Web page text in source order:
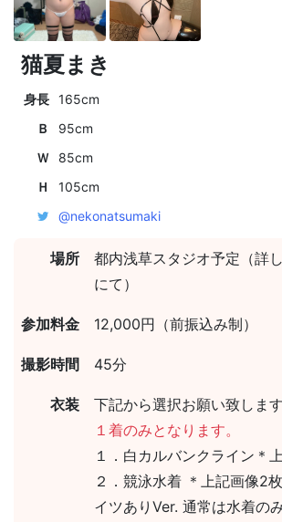
猫夏まき
身長 165cm
Ｂ
95cm
Ｗ
85cm
Ｈ
105cm
@nekonatsumaki
場所
都内浅草スタジオ予定（詳
にて）
参加料金 12,000円（前振込み制）
撮影時間 45分
衣装 下記から選択お願い致します
１着のみとなります。
１．白カルバンクライン＊
２．競泳水着 ＊上記画像2
イツありVer. 通常は水着の